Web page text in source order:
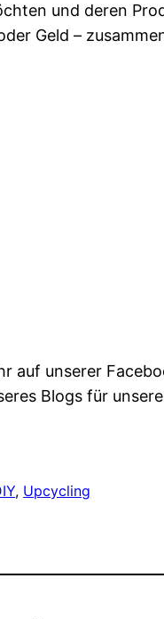
und deren
Geld –
auf unserer
Blogs für
, Upcycling